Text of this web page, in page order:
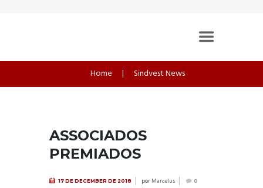
Home Sindvest News
ASSOCIADOS
PREMIADOS
17 DE DECEMBER DE 2018 porMarcelus 0